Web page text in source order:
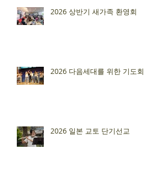
2026 상반기 새가족 환영회
2026 다음세대를 위한 기도회
2026 일본 교토 단기선교